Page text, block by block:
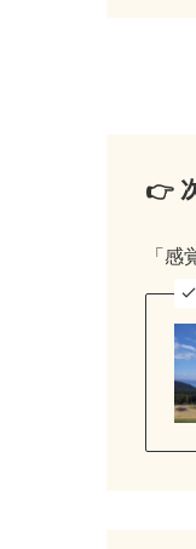
👉
「感